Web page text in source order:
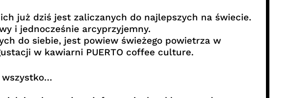
już dziś jest zaliczanych do najlepszych na świecie.
i jednocześnie arcyprzyjemny.
do siebie, jest powiew świeżego powietrza w
w kawiarni PUERTO coffee culture.
wszystko…